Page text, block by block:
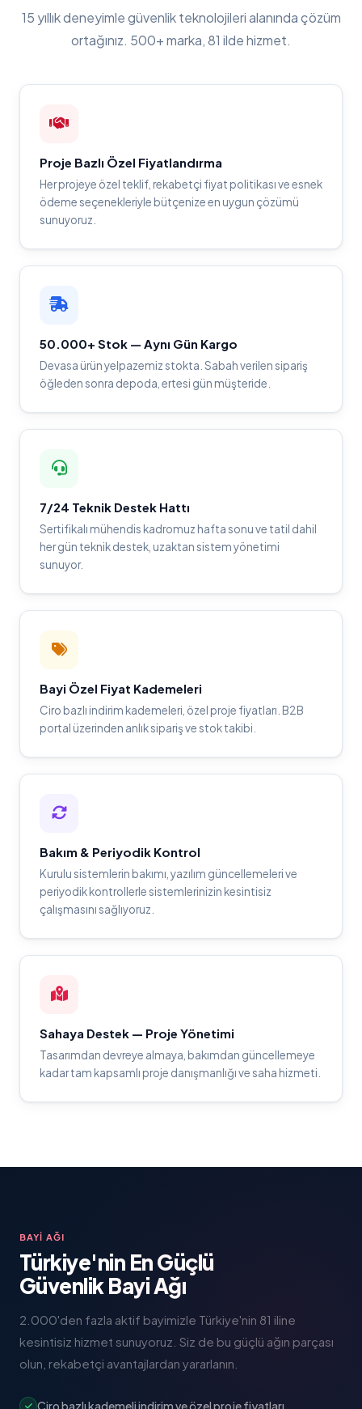
15 yıllık deneyimle güvenlik teknolojileri alanında çözüm
ortağınız. 500+ marka, 81 ilde hizmet.
Proje Bazlı Özel Fiyatlandırma
Her projeye özel teklif, rekabetçi fiyat politikası ve esnek
ödeme seçenekleriyle bütçenize en uygun çözümü
sunuyoruz.
50.000+ Stok — Aynı Gün Kargo
Devasa ürün yelpazemiz stokta. Sabah verilen sipariş
öğleden sonra depoda, ertesi gün müşteride.
7/24 Teknik Destek Hattı
Sertifikalı mühendis kadromuz hafta sonu ve tatil dahil
her gün teknik destek, uzaktan sistem yönetimi
sunuyor.
Bayi Özel Fiyat Kademeleri
Ciro bazlı indirim kademeleri, özel proje fiyatları. B2B
portal üzerinden anlık sipariş ve stok takibi.
Bakım & Periyodik Kontrol
Kurulu sistemlerin bakımı, yazılım güncellemeleri ve
periyodik kontrollerle sistemlerinizin kesintisiz
çalışmasını sağlıyoruz.
Sahaya Destek — Proje Yönetimi
Tasarımdan devreye almaya, bakımdan güncellemeye
kadar tam kapsamlı proje danışmanlığı ve saha hizmeti.
BAYI AĞI
Türkiye'nin En Güçlü
Güvenlik Bayi Ağı
2.000'den fazla aktif bayimizle Türkiye'nin 81 iline
kesintisiz hizmet sunuyoruz. Siz de bu güçlü ağın parçası
olun, rekabetçi avantajlardan yararlanın.
Ciro bazlı kademeli indirim ve özel proje fiyatları